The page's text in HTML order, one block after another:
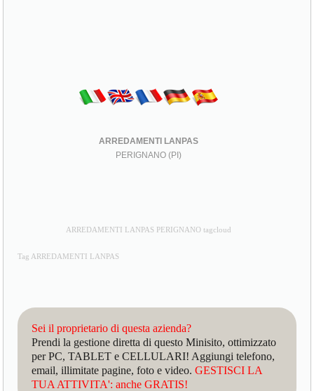
ARREDAMENTI LANPAS
PERIGNANO (PI)
ARREDAMENTI LANPAS PERIGNANO tagcloud
Tag ARREDAMENTI LANPAS
Sei il proprietario di questa azienda?
Prendi la gestione diretta di questo Minisito, ottimizzato
per PC, TABLET e CELLULARI! Aggiungi telefono,
email, illimitate pagine, foto e video.GESTISCI LA
TUA ATTIVITA': anche GRATIS!